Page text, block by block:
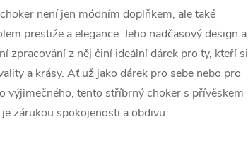
není jen módním doplňkem, ale také
prestiže a elegance. Jeho nadčasový design a
zpracování z něj činí ideální dárek pro ty, kteří si
a krásy. Ať už jako dárek pro sebe nebo pro
výjimečného, tento stříbrný choker s přívěskem
zárukou spokojenosti a obdivu.